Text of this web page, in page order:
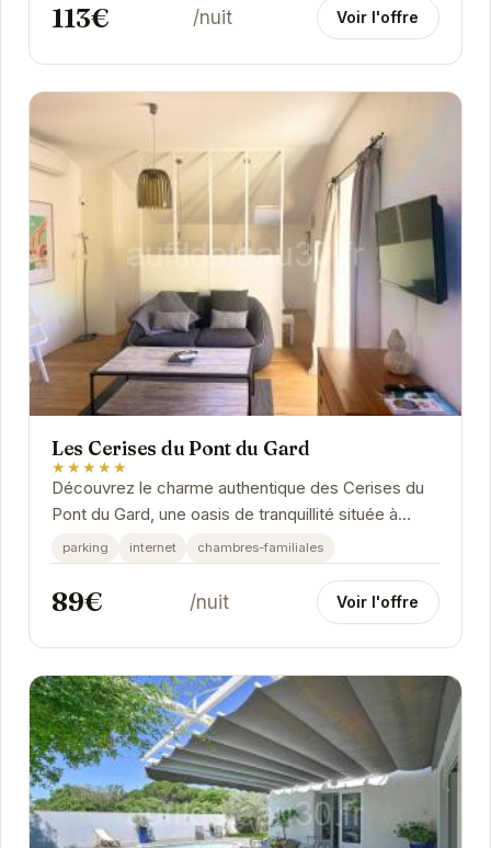
113€ /nuit Voir l'offre
Les Cerises du Pont du Gard
★★★★★
Découvrez le charme authentique des Cerises du
Pont du Gard, une oasis de tranquillité située à
proximité du majestueux Pont du Gard. Plongez...
parking internet chambres-familiales
89€ /nuit Voir l'offre